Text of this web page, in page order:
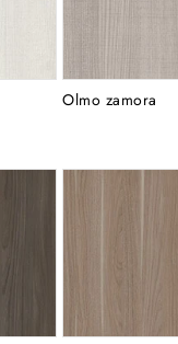
Olmo zamora